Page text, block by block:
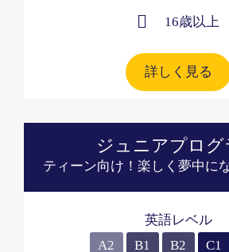
16歳以上​
詳しく見る
ジュニアプログ
ティーン向け！楽しく夢中に
英語レベル
A2
B1 B2 C1